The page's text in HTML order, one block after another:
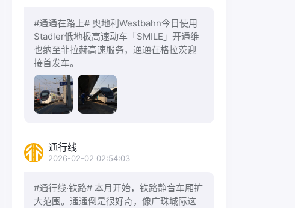
#通通在路上# 奥地利Westbahn今日使用
Stadler低地板高速动车「SMILE」开通维
也纳至菲拉赫高速服务，通通在格拉茨迎
接首发车。
通行线
2026-02-02 02:54:03
#通行线·铁路# 本月开始，铁路静音车厢扩
大范围。通通倒是很好奇，像广珠城际这